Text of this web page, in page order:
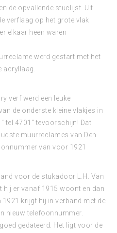
de opvallende stuclijst. Uit
verflaag op het grote vlak
elkaar heen waren
werd gestart met het
acryllaag.
werd een leuke
de onderste kleine vlakjes in
tel 4701″ tevoorschijn! Dat
muurreclames van Den
van voor 1921
voor de stukadoor L.H. Van
hij er vanaf 1915 woont en dan
krijgt hij in verband met de
nieuw telefoonnummer.
gedateerd. Het ligt voor de